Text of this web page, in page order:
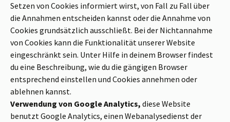
Setzen von Cookies informiert wirst, von Fall zu Fall über
die Annahmen entscheiden kannst oder die Annahme von
Cookies grundsätzlich ausschließt. Bei der Nichtannahme
von Cookies kann die Funktionalität unserer Website
eingeschränkt sein. Unter Hilfe in deinem Browser findest
du eine Beschreibung, wie du die gängigen Browser
entsprechend einstellen und Cookies annehmen oder
ablehnen kannst.
Verwendung von Google Analytics, diese Website
benutzt Google Analytics, einen Webanalysedienst der